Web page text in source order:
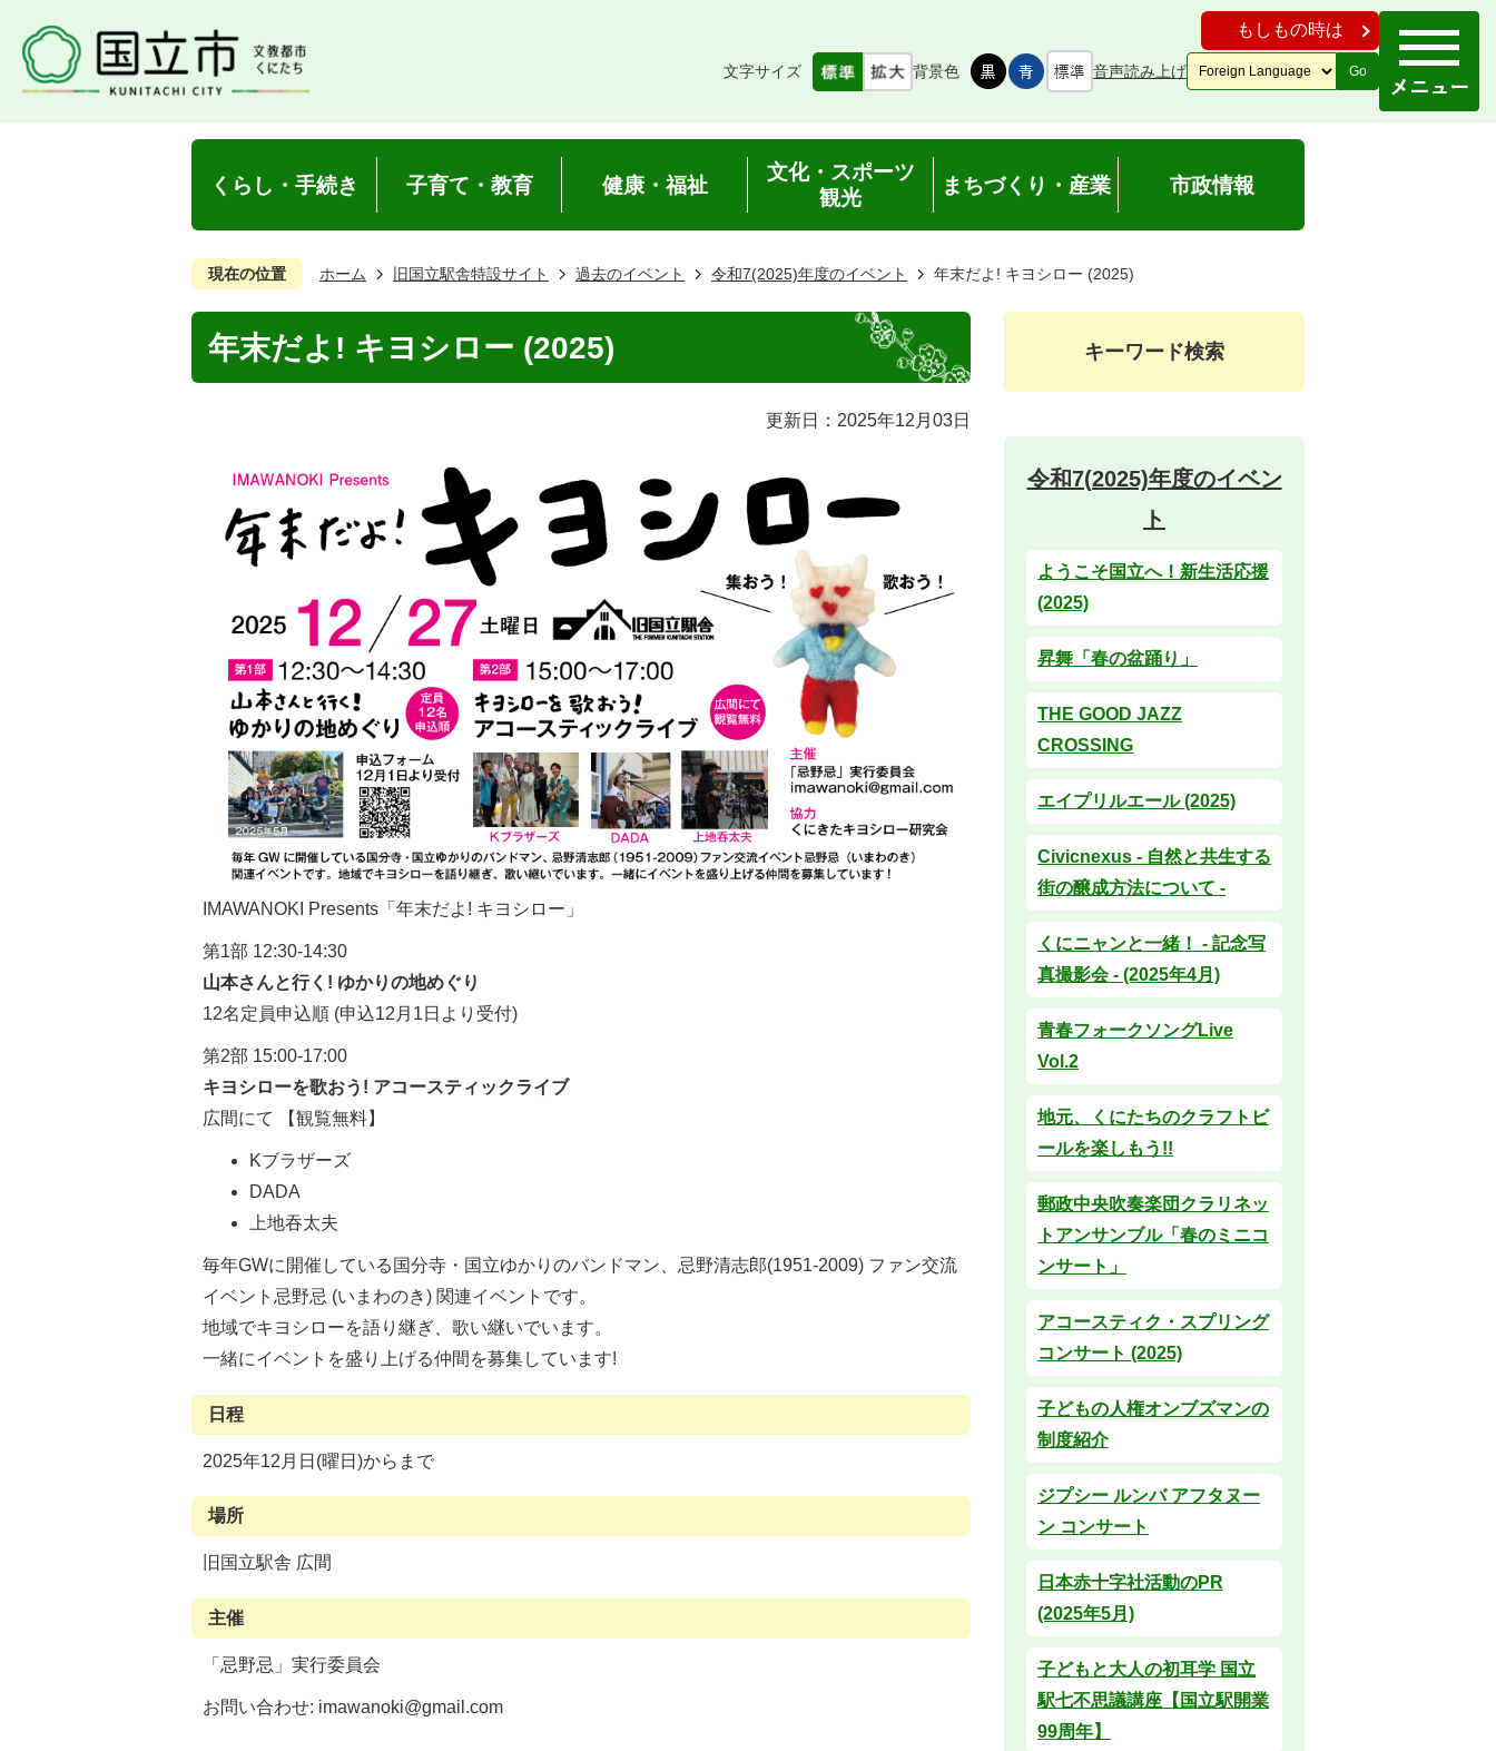
もしもの時は
文字サイズ 背景色 音声読み上げ Go
くらし・手続き 子育て・教育 健康・福祉
文化・スポーツ
観光
まちづくり・産業 市政情報
現在の位置 ホーム 旧国立駅舎特設サイト 過去のイベント 令和7(2025)年度のイベント 年末だよ! キヨシロー (2025)
年末だよ! キヨシロー (2025)
更新日：2025年12月03日
IMAWANOKI Presents「年末だよ! キヨシロー」
第1部 12:30-14:30
山本さんと行く! ゆかりの地めぐり
12名定員申込順 (申込12月1日より受付)
第2部 15:00-17:00
キヨシローを歌おう! アコースティックライブ
広間にて 【観覧無料】
Kブラザーズ
DADA
上地吞太夫
毎年GWに開催している国分寺・国立ゆかりのバンドマン、忌野清志郎(1951-2009) ファン交流
イベント忌野忌 (いまわのき) 関連イベントです。
地域でキヨシローを語り継ぎ、歌い継いでいます。
一緒にイベントを盛り上げる仲間を募集しています!
日程
2025年12月日(曜日)からまで
場所
旧国立駅舎 広間
主催
「忌野忌」実行委員会
お問い合わせ: imawanoki@gmail.com
キーワード検索
令和7(2025)年度のイベン
ト
ようこそ国立へ！新生活応援
(2025)
昇舞「春の盆踊り」
THE GOOD JAZZ
CROSSING
エイプリルエール (2025)
Civicnexus - 自然と共生する
街の醸成方法について -
くにニャンと一緒！ - 記念写
真撮影会 - (2025年4月)
青春フォークソングLive
Vol.2
地元、くにたちのクラフトビ
ールを楽しもう!!
郵政中央吹奏楽団クラリネッ
トアンサンブル「春のミニコ
ンサート」
アコースティク・スプリング
コンサート (2025)
子どもの人権オンブズマンの
制度紹介
ジプシー ルンバ アフタヌー
ン コンサート
日本赤十字社活動のPR
(2025年5月)
子どもと大人の初耳学 国立
駅七不思議講座【国立駅開業
99周年】